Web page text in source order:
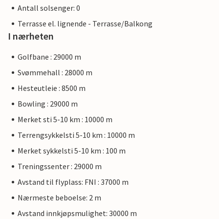
Antall solsenger: 0
Terrasse el. lignende - Terrasse/Balkong
I nærheten
Golfbane : 29000 m
Svømmehall : 28000 m
Hesteutleie : 8500 m
Bowling : 29000 m
Merket sti 5-10 km : 10000 m
Terrengsykkelsti 5-10 km : 10000 m
Merket sykkelsti 5-10 km : 100 m
Treningssenter : 29000 m
Avstand til flyplass: FNI : 37000 m
Nærmeste beboelse: 2 m
Avstand innkjøpsmulighet: 30000 m